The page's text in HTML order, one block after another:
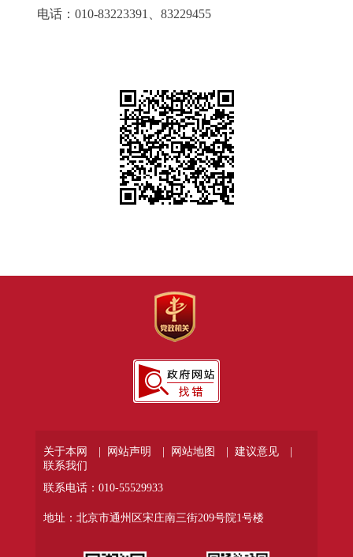
电话：010-83223391、83229455
关于本网 | 网站声明 | 网站地图 |
建议意见 |
联系我们
联系电话：010-55529933
地址：北京市通州区宋庄南三街209号院1号楼